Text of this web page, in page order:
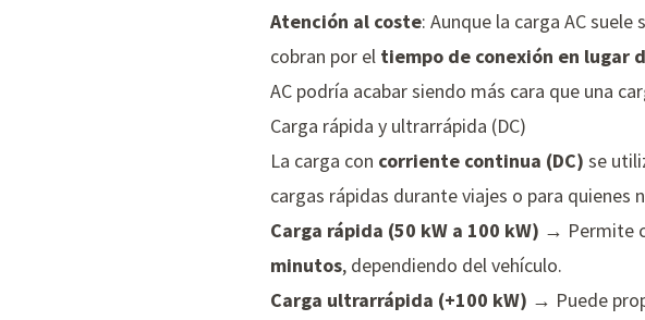
Atención al coste: Aunque la carga AC
cobran por el tiempo de conexión en lugar
AC podría acabar siendo más cara que una
Carga rápida y ultrarrápida (DC)
La carga con corriente continua (DC) se
cargas rápidas durante viajes o para quienes
Carga rápida (50 kW a 100 kW) → Permite
minutos, dependiendo del vehículo.
Carga ultrarrápida (+100 kW) → Puede